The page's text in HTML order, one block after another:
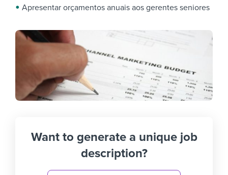
Apresentar orçamentos anuais aos gerentes seniores
Want to generate a unique job
description?